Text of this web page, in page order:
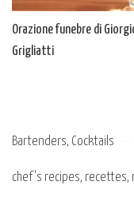
Orazione funebre di
Grigliatti
Bartenders, Cocktails
chef's recipes, recettes,